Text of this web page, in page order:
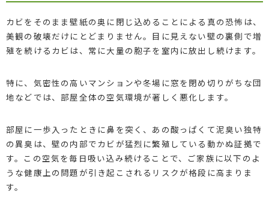
カビをそのまま壁紙の奥に閉じ込めることによる真の恐怖は、
美観の破壊だけにとどまりません。目に見えない壁の裏側で増
殖を続けるカビは、常に大量の胞子を室内に放出し続けます。
特に、気密性の高いマンションや冬場に窓を閉め切りがちな団
地などでは、部屋全体の空気環境が著しく悪化します。
部屋に一歩入ったときに鼻を突く、あの酸っぱくて泥臭い独特
の異臭は、壁の内部でカビが猛烈に繁殖している動かぬ証拠で
す。この空気を毎日吸い込み続けることで、ご家族に以下のよ
うな健康上の問題が引き起こされるリスクが格段に高まりま
す。